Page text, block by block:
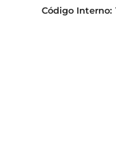
Código Interno: